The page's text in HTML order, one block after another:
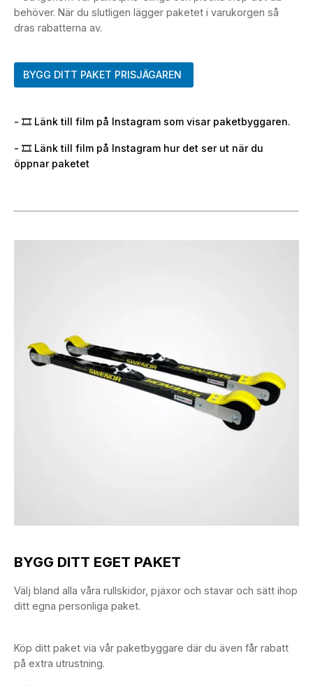
behöver. När du slutligen lägger paketet i varukorgen så
dras rabatterna av.
BYGG DITT PAKET PRISJÄGAREN
- 🎞️ Länk till film på Instagram som visar paketbyggaren.
- 🎞️ Länk till film på Instagram hur det ser ut när du
öppnar paketet
BYGG DITT EGET PAKET
Välj bland alla våra rullskidor, pjäxor och stavar och sätt ihop
ditt egna personliga paket.
Köp ditt paket via vår paketbyggare där du även får rabatt
på extra utrustning.